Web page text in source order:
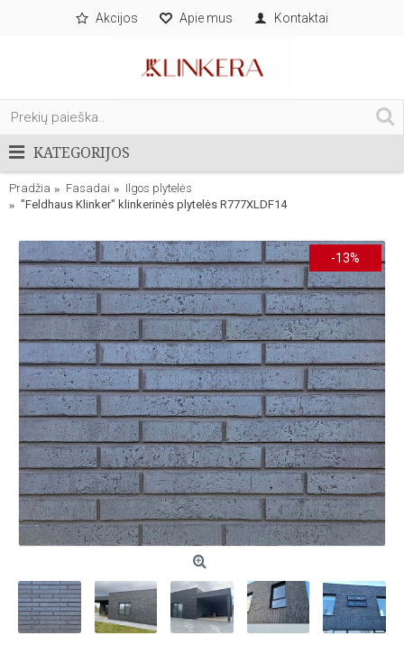
Akcijos Apie mus Kontaktai
KATEGORIJOS
Pradžia Fasadai
Ilgos plytelės
"Feldhaus Klinker" klinkerinės plytelės R777XLDF14
-13%